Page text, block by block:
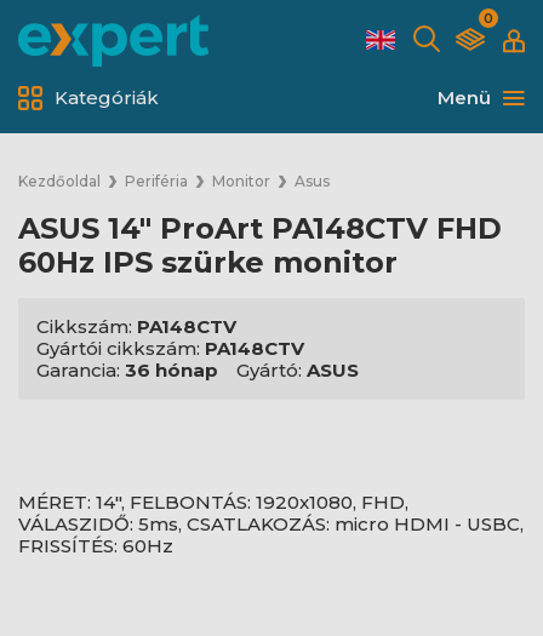
0
Menü
Kategóriák
Kezdőoldal Periféria Monitor Asus
ASUS 14" ProArt PA148CTV FHD
60Hz IPS szürke monitor
Cikkszám: PA148CTV
Gyártói cikkszám: PA148CTV
Garancia: 36 hónap Gyártó: ASUS
MÉRET: 14", FELBONTÁS: 1920x1080, FHD,
VÁLASZIDŐ: 5ms, CSATLAKOZÁS: micro HDMI - USBC,
FRISSÍTÉS: 60Hz